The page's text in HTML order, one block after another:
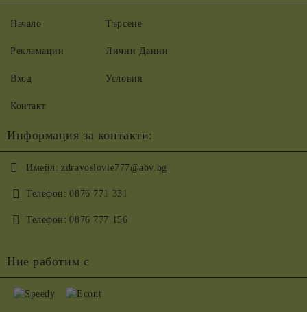
Начало
Рекламации
Вход
Контакт
Търсене
Лични Данни
Условия
Информация за контакти:
Имейл: zdravoslovie777@abv.bg
Телефон: 0876 771 331
Телефон: 0876 777 156
Ние работим с